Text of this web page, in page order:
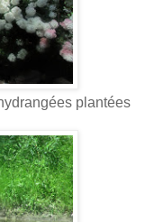
plantées